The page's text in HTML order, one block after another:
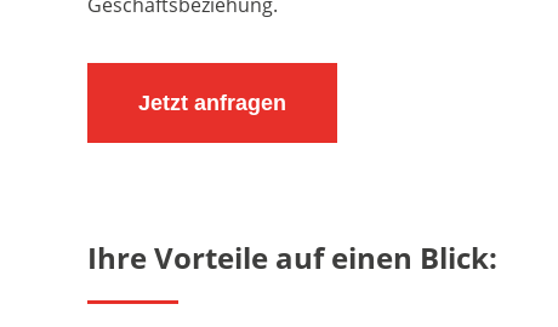
Jetzt anfragen
Ihre Vorteile auf einen Blick: